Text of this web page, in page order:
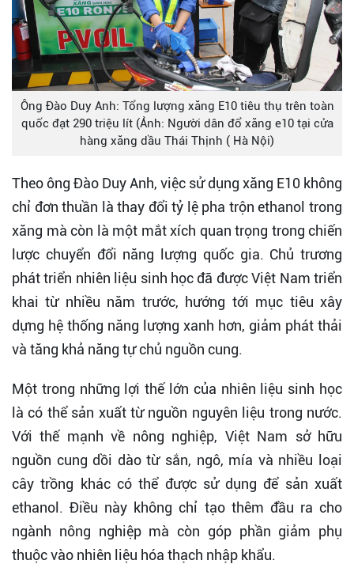
Ông Đào Duy Anh: Tổng lượng xăng E10 tiêu thụ trên toàn
quốc đạt 290 triệu lít (Ảnh: Người dân đổ xăng e10 tại cửa
hàng xăng dầu Thái Thịnh ( Hà Nội)
Theo ông Đào Duy Anh, việc sử dụng xăng E10 không
chỉ đơn thuần là thay đổi tỷ lệ pha trộn ethanol trong
xăng mà còn là một mắt xích quan trọng trong chiến
lược chuyển đổi năng lượng quốc gia. Chủ trương
phát triển nhiên liệu sinh học đã được Việt Nam triển
khai từ nhiều năm trước, hướng tới mục tiêu xây
dựng hệ thống năng lượng xanh hơn, giảm phát thải
và tăng khả năng tự chủ nguồn cung.
Một trong những lợi thế lớn của nhiên liệu sinh học
là có thể sản xuất từ nguồn nguyên liệu trong nước.
Với thế mạnh về nông nghiệp, Việt Nam sở hữu
nguồn cung dồi dào từ sắn, ngô, mía và nhiều loại
cây trồng khác có thể được sử dụng để sản xuất
ethanol. Điều này không chỉ tạo thêm đầu ra cho
ngành nông nghiệp mà còn góp phần giảm phụ
thuộc vào nhiên liệu hóa thạch nhập khẩu.